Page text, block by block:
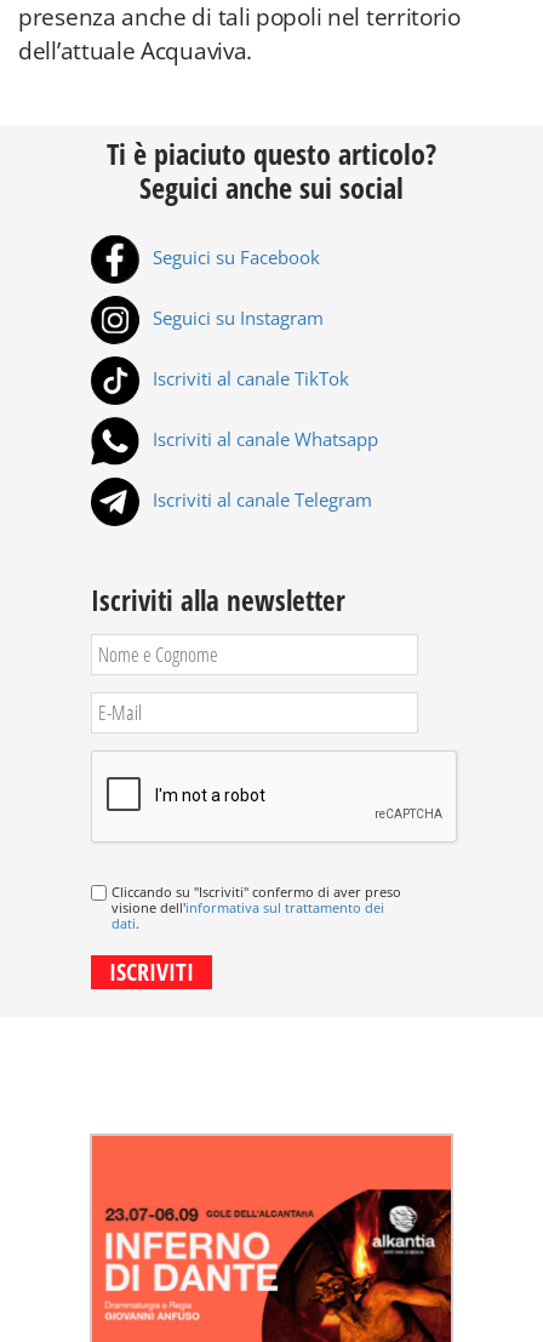
presenza anche di tali popoli nel territorio
dell’attuale Acquaviva.
Ti è piaciuto questo articolo?
Seguici anche sui social
Seguici su Facebook
Seguici su Instagram
Iscriviti al canale TikTok
Iscriviti al canale Whatsapp
Iscriviti al canale Telegram
Iscriviti alla newsletter
Cliccando su "Iscriviti" confermo di aver preso
visione dell'informativa sul trattamento dei
dati.